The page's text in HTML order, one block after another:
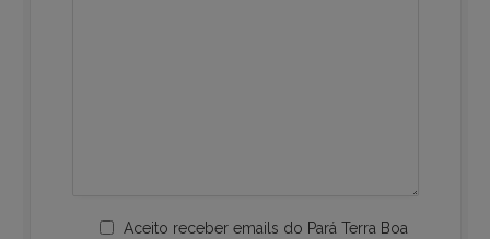
Aceito receber emails do Pará Terra Boa